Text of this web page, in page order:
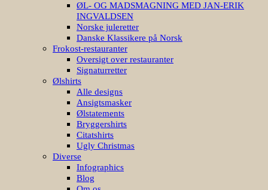
ØL- OG MADSMAGNING MED JAN-ERIK
INGVALDSEN
Norske juleretter
Danske Klassikere på Norsk
Frokost-restauranter
Oversigt over restauranter
Signaturretter
Ølshirts
Alle designs
Ansigtsmasker
Ølstatements
Bryggershirts
Citatshirts
Ugly Christmas
Diverse
Infographics
Blog